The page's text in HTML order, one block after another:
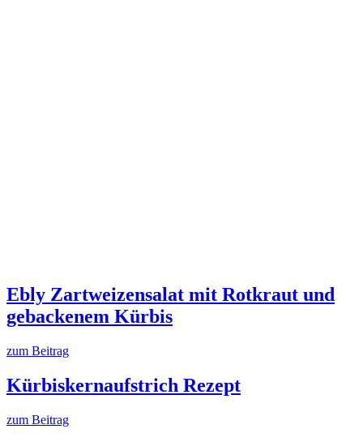
Ebly Zartweizensalat mit Rotkraut und
gebackenem Kürbis
zum Beitrag
Kürbiskernaufstrich Rezept
zum Beitrag